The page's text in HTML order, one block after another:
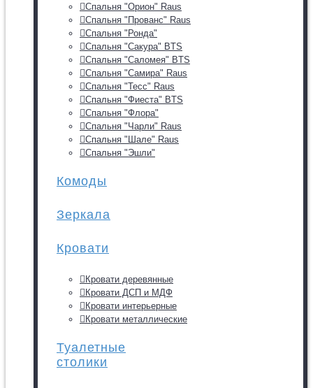
Спальня "Орион" Raus
Спальня "Прованс" Raus
Спальня "Ронда"
Спальня "Сакура" BTS
Спальня "Саломея" BTS
Спальня "Самира" Raus
Спальня "Тесс" Raus
Спальня "Фиеста" BTS
Спальня "Флора"
Спальня "Чарли" Raus
Спальня "Шале" Raus
Спальня "Эшли"
Комоды
Зеркала
Кровати
Кровати деревянные
Кровати ДСП и МДФ
Кровати интерьерные
Кровати металлические
Туалетные
столики